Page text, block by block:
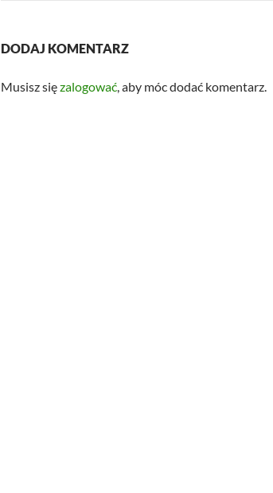
DODAJ KOMENTARZ
Musisz sięzalogować, aby móc dodać komentarz.